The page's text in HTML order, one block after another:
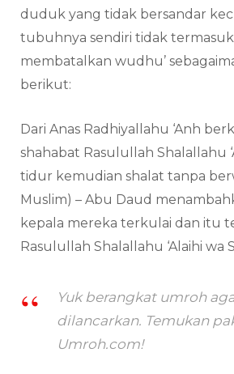
duduk yang tidak bersandar
tubuhnya sendiri tidak
membatalkan wudhu’
berikut:
Dari Anas Radhiyallahu ‘Anh
shahabat Rasulullah Shalallahu
tidur kemudian shalat tanpa
Muslim) – Abu Daud
kepala mereka terkulai dan itu
Rasulullah Shalallahu ‘Alaihi wa
Yuk berangkat umroh
dilancarkan. Temukan
Umroh.com!